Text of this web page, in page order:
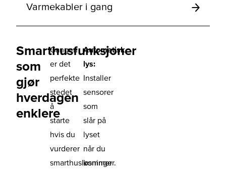
Varmekabler i gang
Smarthusfunksjoner
som
gjør
hverdagen
enklere
Gangen
er det
perfekte
stedet
å
starte
hvis du
vurderer
smarthusløsninger.
Automatisk
lys:
Installer
sensorer
som
slår på
lyset
når du
kommer